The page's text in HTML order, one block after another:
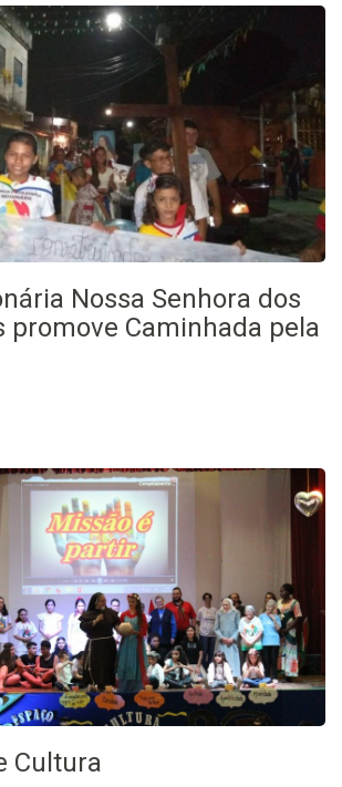
Nossa Senhora dos
promove Caminhada pela
Cultura